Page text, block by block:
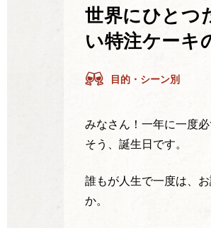
世界にひとつ
い特注ケーキ
目的・シーン別
みなさん！一年に一度
そう、誕生日です。
誰もが人生で一度は、
か。